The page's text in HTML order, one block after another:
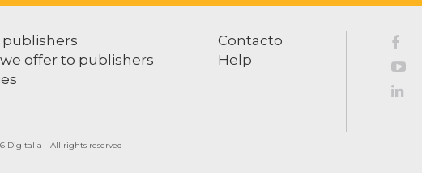
publishers
offer to publishers
Contacto
Help
Digitalia - All rights reserved